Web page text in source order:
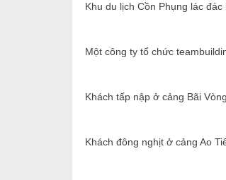
Khu du lịch Cồn Phụng lác
Một công ty tổ chức
Khách tấp nập ở cảng Bãi
Khách đông nghịt ở cảng Ao